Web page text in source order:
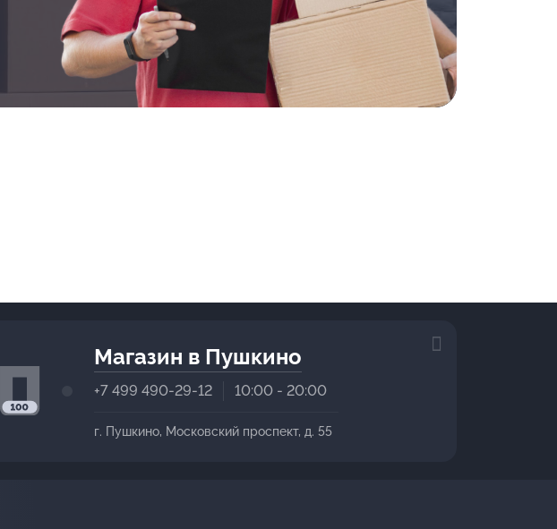
Магазин в Пушкино
+7 499 490-29-12 10:00 - 20:00
г. Пушкино, Московский проспект, д. 55